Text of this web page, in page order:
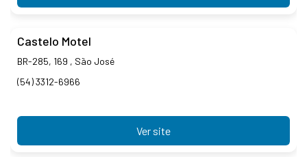
Castelo Motel
BR-285, 169 , São José
(54) 3312-6966
Ver site